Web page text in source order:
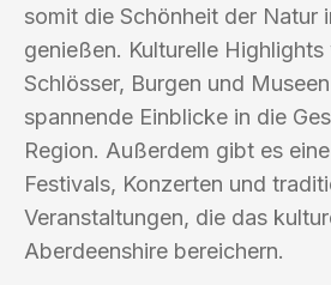
somit die Schönheit der Natur
genießen. Kulturelle
Schlösser, Burgen und
spannende Einblicke in die
Region. Außerdem gibt es
Festivals, Konzerten und
Veranstaltungen, die das
Aberdeenshire bereichern.